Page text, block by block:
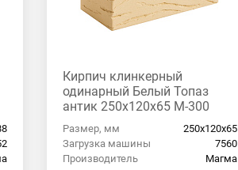
Кирпич клинкерный
одинарный Белый Топаз
антик 250х120х65 М-300
Размер, мм
250х120х65
Загрузка машины
7560
Производитель
Магма